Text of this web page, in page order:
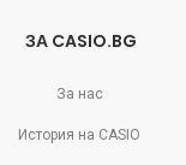
ЗА CASIO.BG
За нас
История на CASIO